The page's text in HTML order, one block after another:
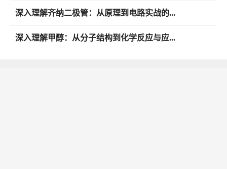
深入理解齐纳二极管：从原理到电路实战的...
深入理解甲醇：从分子结构到化学反应与应...